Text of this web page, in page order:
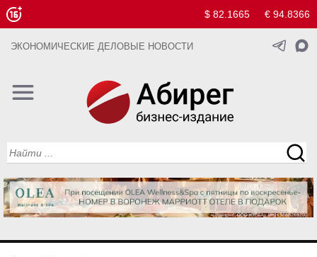
$ 82.1665 € 94.8366
ЭКОНОМИЧЕСКИЕ ДЕЛОВЫЕ НОВОСТИ